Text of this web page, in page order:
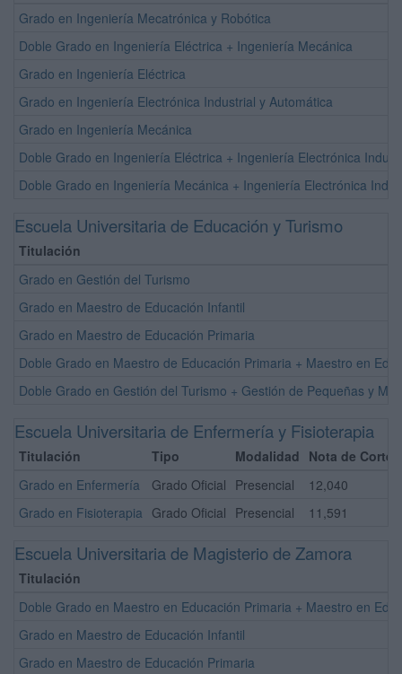
Grado en Ingeniería Mecatrónica y Robótica
Doble Grado en Ingeniería Eléctrica + Ingeniería Mecánica
Grado en Ingeniería Eléctrica
Grado en Ingeniería Electrónica Industrial y Automática
Grado en Ingeniería Mecánica
Doble Grado en Ingeniería Eléctrica + Ingeniería Electrónica
Doble Grado en Ingeniería Mecánica + Ingeniería Electrónica
Escuela Universitaria de Educación y Turismo
Titulación
Grado en Gestión del Turismo
Grado en Maestro de Educación Infantil
Grado en Maestro de Educación Primaria
Doble Grado en Maestro de Educación Primaria + Maestro en
Doble Grado en Gestión del Turismo + Gestión de Pequeñas y
Escuela Universitaria de Enfermería y Fisioterapia
Titulación Tipo Modalidad Nota de Corte
Grado en Enfermería
Grado Oficial Presencial
12,040
Grado en Fisioterapia Grado Oficial Presencial 11,591
Escuela Universitaria de Magisterio de Zamora
Titulación
Doble Grado en Maestro en Educación Primaria + Maestro en
Grado en Maestro de Educación Infantil
Grado en Maestro de Educación Primaria